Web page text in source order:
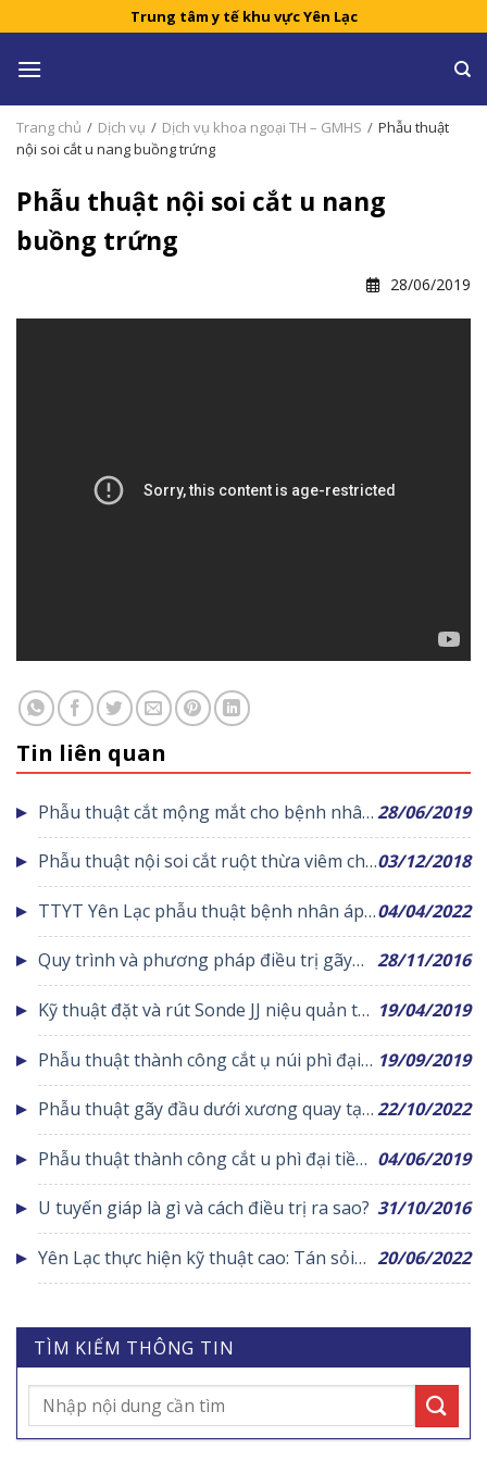
to
content
Trung tâm y tế khu vực Yên Lạc
Trang chủ / Dịch vụ / Dịch vụ khoa ngoại TH – GMHS / Phẫu thuật
nội soi cắt u nang buồng trứng
Phẫu thuật nội soi cắt u nang
buồng trứng
28/06/2019
Tin liên quan
Phẫu thuật cắt mộng mắt cho bệnh nhân
tại Trung tâm y tế Yên Lạc
28/06/2019
Phẫu thuật nội soi cắt ruột thừa viêm cho
bệnh nhân tại Trung tâm y tế Yên Lạc
03/12/2018
TTYT Yên Lạc phẫu thuật bệnh nhân áp
xe trong ổ bụng nguy hiểm
04/04/2022
Quy trình và phương pháp điều trị gãy
xương đùi bằng nẹp vis
28/11/2016
Kỹ thuật đặt và rút Sonde JJ niệu quản tại
Trung tâm y tế Yên Lạc được bệnh nhân
đánh giá cao
19/04/2019
Phẫu thuật thành công cắt ụ núi phì đại
bằng laser
19/09/2019
Phẫu thuật gãy đầu dưới xương quay tại
Yên Lạc
22/10/2022
Phẫu thuật thành công cắt u phì đại tiền
liệt tuyến
04/06/2019
U tuyến giáp là gì và cách điều trị ra sao? 31/10/2016
Yên Lạc thực hiện kỹ thuật cao: Tán sỏi
thận qua da
20/06/2022
TÌM KIẾM THÔNG TIN